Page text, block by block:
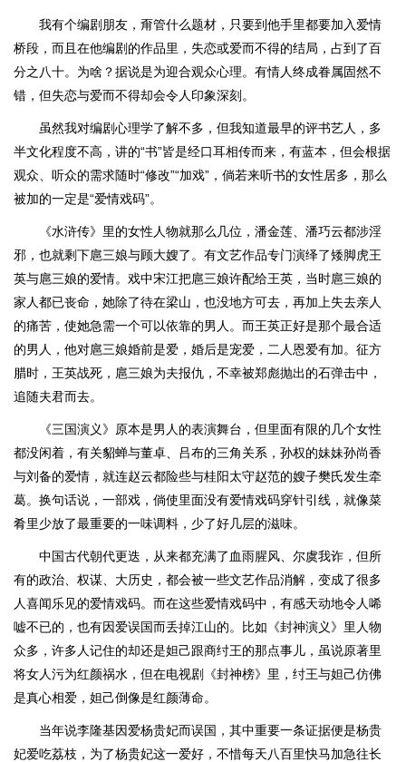
我有个编剧朋友，甭管什么题材，只要到他手里都要加入爱情
桥段，而且在他编剧的作品里，失恋或爱而不得的结局，占到了百
分之八十。为啥？据说是为迎合观众心理。有情人终成眷属固然不
错，但失恋与爱而不得却会令人印象深刻。
虽然我对编剧心理学了解不多，但我知道最早的评书艺人，多
半文化程度不高，讲的“书”皆是经口耳相传而来，有蓝本，但会根据
观众、听众的需求随时“修改”“加戏”，倘若来听书的女性居多，那么
被加的一定是“爱情戏码”。
《水浒传》里的女性人物就那么几位，潘金莲、潘巧云都涉淫
邪，也就剩下扈三娘与顾大嫂了。有文艺作品专门演绎了矮脚虎王
英与扈三娘的爱情。戏中宋江把扈三娘许配给王英，当时扈三娘的
家人都已丧命，她除了待在梁山，也没地方可去，再加上失去亲人
的痛苦，使她急需一个可以依靠的男人。而王英正好是那个最合适
的男人，他对扈三娘婚前是爱，婚后是宠爱，二人恩爱有加。征方
腊时，王英战死，扈三娘为夫报仇，不幸被郑彪抛出的石弹击中，
追随夫君而去。
《三国演义》原本是男人的表演舞台，但里面有限的几个女性
都没闲着，有关貂蝉与董卓、吕布的三角关系，孙权的妹妹孙尚香
与刘备的爱情，就连赵云都险些与桂阳太守赵范的嫂子樊氏发生牵
葛。换句话说，一部戏，倘使里面没有爱情戏码穿针引线，就像菜
肴里少放了最重要的一味调料，少了好几层的滋味。
中国古代朝代更迭，从来都充满了血雨腥风、尔虞我诈，但所
有的政治、权谋、大历史，都会被一些文艺作品消解，变成了很多
人喜闻乐见的爱情戏码。而在这些爱情戏码中，有感天动地令人唏
嘘不已的，也有因爱误国而丢掉江山的。比如《封神演义》里人物
众多，许多人记住的却还是妲己跟商纣王的那点事儿，虽说原著里
将女人污为红颜祸水，但在电视剧《封神榜》里，纣王与妲己仿佛
是真心相爱，妲己倒像是红颜薄命。
当年说李隆基因爱杨贵妃而误国，其中重要一条证据便是杨贵
妃爱吃荔枝，为了杨贵妃这一爱好，不惜每天八百里快马加急往长